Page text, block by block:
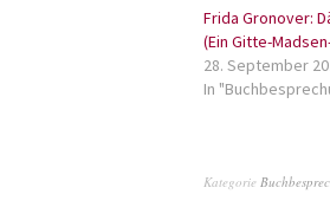
Frida Gronover:
(Ein Gitte-
28. September
In
Kategorie